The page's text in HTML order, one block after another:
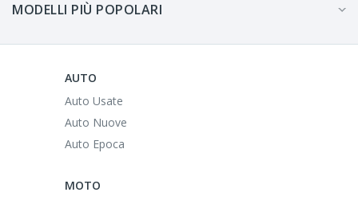
MODELLI PIÙ POPOLARI
AUTO
Auto Usate
Auto Nuove
Auto Epoca
MOTO